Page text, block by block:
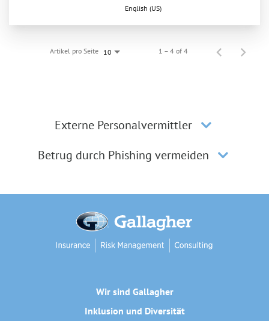
English (US)
Artikel pro Seite 10 1 – 4 of 4
Externe Personalvermittler
Betrug durch Phishing vermeiden
Wir sind Gallagher
Inklusion und Diversität